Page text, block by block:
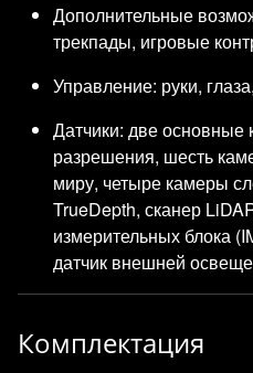
Дополнительные
трекпады, игровые
Управление: руки,
Датчики: две основные
разрешения, шесть
миру, четыре камеры
TrueDepth, сканер
измерительных блока
датчик внешней
Комплектация